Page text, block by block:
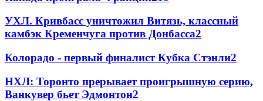
УХЛ. Кривбасс уничтожил Витязь, классный
камбэк Кременчуга против Донбасса2
Колорадо - первый финалист Кубка Стэнли2
НХЛ: Торонто прерывает проигрышную серию,
Ванкувер бьет Эдмонтон2